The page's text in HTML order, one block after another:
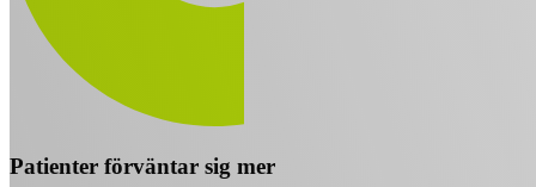
Patienter förväntar sig mer